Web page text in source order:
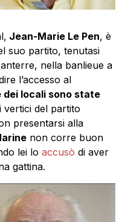
Jean-Marie Le Pen, è
suo partito, tenutasi
nella banlieue a
l’accesso al
dei locali sono state
vertici del partito
presentarsi alla
non corre buon
lei lo accusò di aver
gattina.